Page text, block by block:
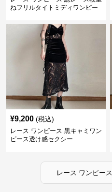
ねフリルタイトミディワンピー
¥9,200 (税込)
レース ワンピース 黒キャミワン
ピース透け感セクシー
レース ワンピース